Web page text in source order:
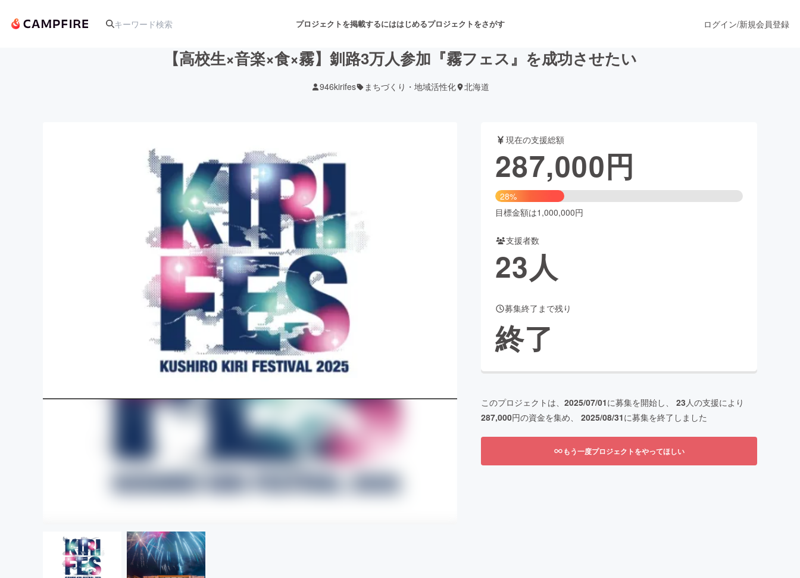
プロジェクトを掲載するにははじめるプロジェクトをさがす
アート・写真 舞台・パフォーマンス
テクノロジー・ガジェット ゲーム・サービス開発 フード・飲食店 ファッション
書籍・雑誌出版
ビジネス・起業 チャレンジ ビューティー・ヘルスケア
まちづくり・地域活性化
CAMPFIRE for Social Good
CAMPFIREふるさと納税
ログイン/新規会員登録
【高校生×音楽×食×霧】釧路3万人参加『霧フェス』を成功させたい
946kirifes まちづくり・地域活性化 北海道
現在の支援総額
287,000円
28%
目標金額は1,000,000円
支援者数
23人
募集終了まで残り
終了
このプロジェクトは、 2025/07/01に募集を開始し、 23人の支援により
287,000円の資金を集め、 2025/08/31に募集を終了しました
もう一度プロジェクトをやってほしい